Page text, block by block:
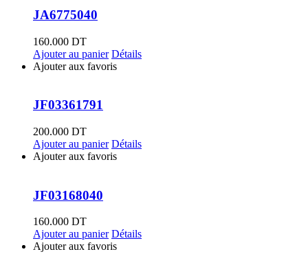
JA6775040
160.000 DT
Ajouter au panier Détails
Ajouter aux favoris
JF03361791
200.000 DT
Ajouter au panier Détails
Ajouter aux favoris
JF03168040
160.000 DT
Ajouter au panier Détails
Ajouter aux favoris